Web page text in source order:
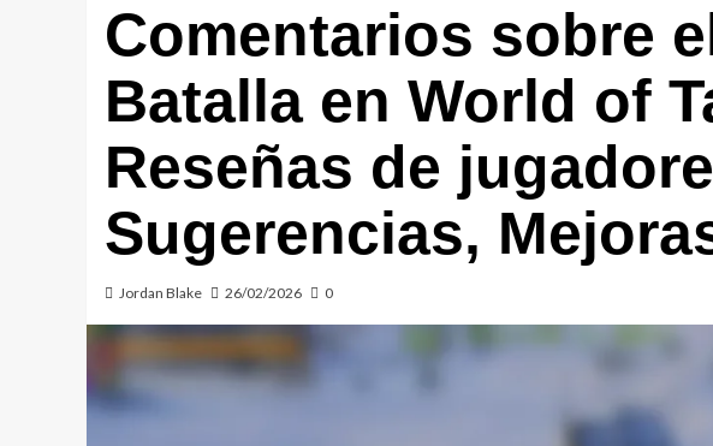
Comentarios sobre
Batalla en World of
Reseñas de
Sugerencias,
Jordan Blake 26/02/2026 0